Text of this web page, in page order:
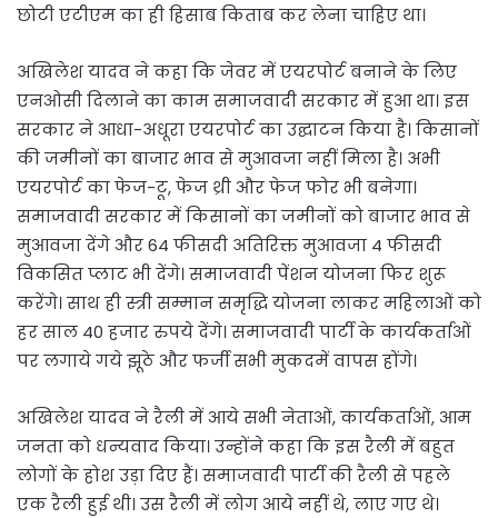
छोटी एटीएम का ही हिसाब किताब कर लेना चाहिए था।
अखिलेश यादव ने कहा कि जेवर में एयरपोर्ट बनाने के लिए
एनओसी दिलाने का काम समाजवादी सरकार में हुआ था। इस
सरकार ने आधा-अधूरा एयरपोर्ट का उद्घाटन किया है। किसानों
की जमीनों का बाजार भाव से मुआवजा नहीं मिला है। अभी
एयरपोर्ट का फेज-टू, फेज थ्री और फेज फोर भी बनेगा।
समाजवादी सरकार में किसानों का जमीनों को बाजार भाव से
मुआवजा देंगे और 64 फीसदी अतिरिक्त मुआवजा 4 फीसदी
विकसित प्लाट भी देंगे। समाजवादी पेंशन योजना फिर शुरू
करेंगे। साथ ही स्त्री सम्मान समृद्धि योजना लाकर महिलाओं को
हर साल 40 हजार रुपये देंगे। समाजवादी पार्टी के कार्यकर्ताओं
पर लगाये गये झूठे और फर्जी सभी मुकदमें वापस होंगे।
अखिलेश यादव ने रैली में आये सभी नेताओं, कार्यकर्ताओं, आम
जनता को धन्यवाद किया। उन्होंने कहा कि इस रैली में बहुत
लोगों के होश उड़ा दिए हैं। समाजवादी पार्टी की रैली से पहले
एक रैली हुई थी। उस रैली में लोग आये नहीं थे, लाए गए थे।